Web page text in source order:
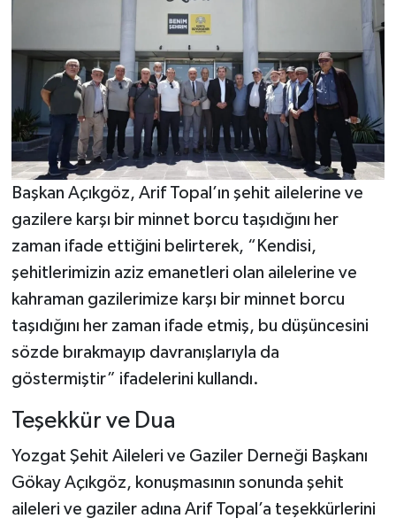
Başkan Açıkgöz, Arif Topal’ın şehit ailelerine ve
gazilere karşı bir minnet borcu taşıdığını her
zaman ifade ettiğini belirterek, “Kendisi,
şehitlerimizin aziz emanetleri olan ailelerine ve
kahraman gazilerimize karşı bir minnet borcu
taşıdığını her zaman ifade etmiş, bu düşüncesini
sözde bırakmayıp davranışlarıyla da
göstermiştir” ifadelerini kullandı.
Teşekkür ve Dua
Yozgat Şehit Aileleri ve Gaziler Derneği Başkanı
Gökay Açıkgöz, konuşmasının sonunda şehit
aileleri ve gaziler adına Arif Topal’a teşekkürlerini